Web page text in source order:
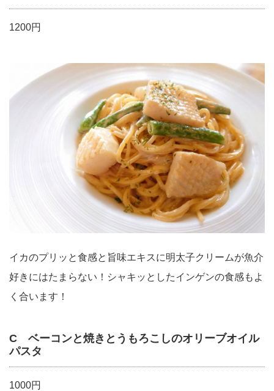
1200円
イカのプリッと食感と旨味エキスに明太子クリームが魚介
好きにはたまらない！シャキッとしたインゲンの食感もよ
く合います！
C ベーコンと焼きとうもろこしのオリーブオイル
パスタ
1000円